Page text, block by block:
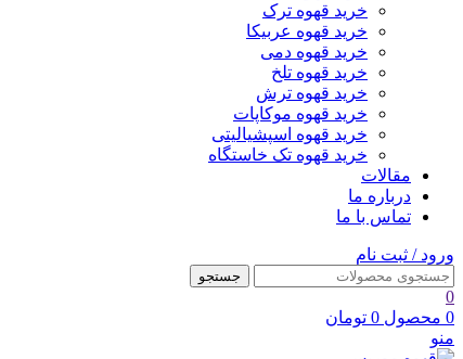
خرید قهوه ترک
خرید قهوه عربیکا
خرید قهوه دمی
خرید قهوه تلخ
خرید قهوه ترش
خرید قهوه موکاپات
خرید قهوه اسپشیالیتی
خرید قهوه تک خاستگاه
مقالات
درباره ما
تماس با ما
ورود / ثبت نام
جستجو
0
0 محصول 0 تومان
منو